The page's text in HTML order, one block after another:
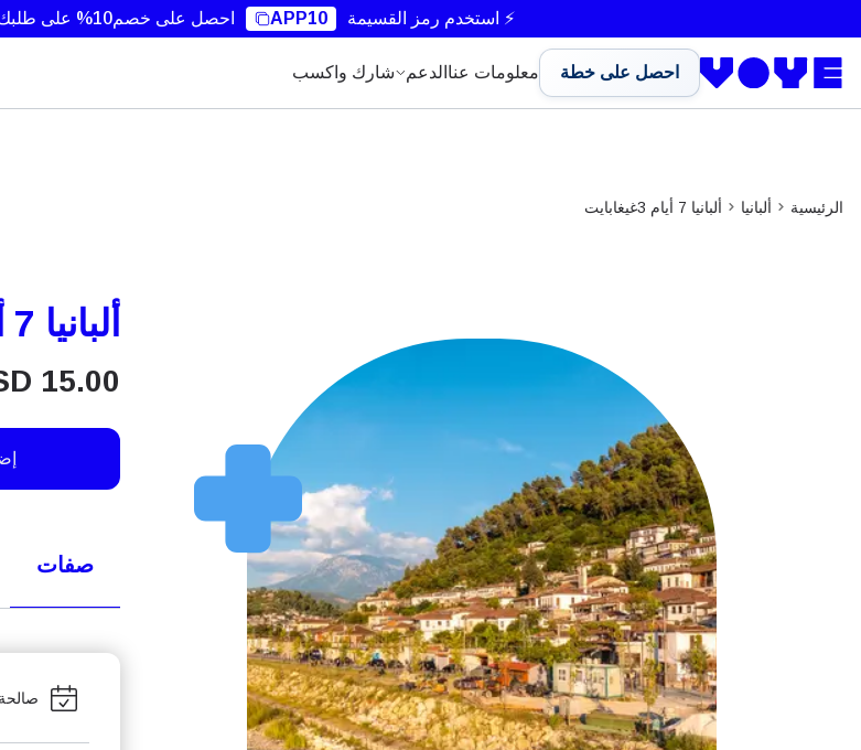
⚡ استخدم رمز القسيمة APP10 احصل على خصم10% على طلبك الأول من التطبيق.
احصل على خطة معلومات عنا الدعم شارك واكسب
الرئيسية ألبانيا ألبانيا 7 أيام 3غيغابايت
ألبانيا 7 أيام 3غيغابايت
15.00
صفات